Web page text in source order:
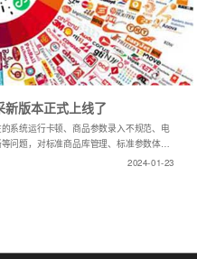
版本正式上线了
系统运行卡顿、商品参数录入不规范、电
问题，对标准商品库管理、标准参数体
2024-01-23